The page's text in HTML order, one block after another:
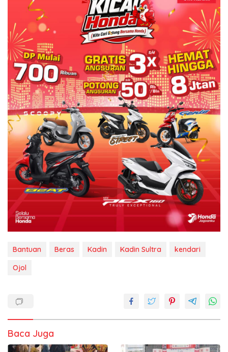
Bantuan Beras Kadin Kadin Sultra
kendari
Ojol
Baca Juga